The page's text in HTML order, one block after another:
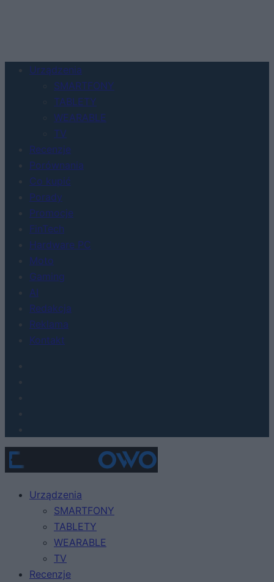
Urządzenia
SMARTFONY
TABLETY
WEARABLE
TV
Recenzje
Porównania
Co kupić
Porady
Promocje
FinTech
Hardware PC
Moto
Gaming
AI
Redakcja
Reklama
Kontakt
Urządzenia
SMARTFONY
TABLETY
WEARABLE
TV
Recenzje